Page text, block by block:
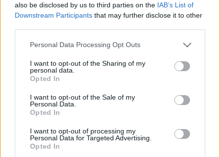
also be disclosed by us to third parties on the IAB’s List of
Downstream Participants that may further disclose it to other
Please note that this website/app uses one or more Google
not limited to your visit or usage behaviour. You may click to
grant or deny consent to Google and its third-party tags to
use your data for below specified purposes in below Google
consent section.
Personal Data Processing Opt Outs
I want to opt-out of the Sharing of my
personal data.
Opted In
I want to opt-out of the Sale of my
Personal Data.
Opted In
I want to opt-out of processing my
Personal Data for Targeted Advertising.
Opted In